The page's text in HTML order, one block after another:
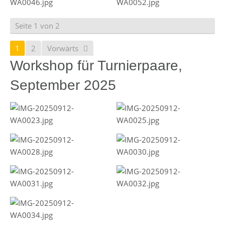
Seite 1 von 2
1 2 Vorwärts
Workshop für Turnierpaare,
September 2025